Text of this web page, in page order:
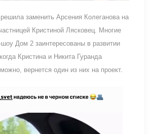
заменить Арсения Колеганова на
Кристиной Лясковец. Многие
шоу Дом 2 заинтересованы в развитии
Кристина и Никита Гуранда
вернется один из них на проект.